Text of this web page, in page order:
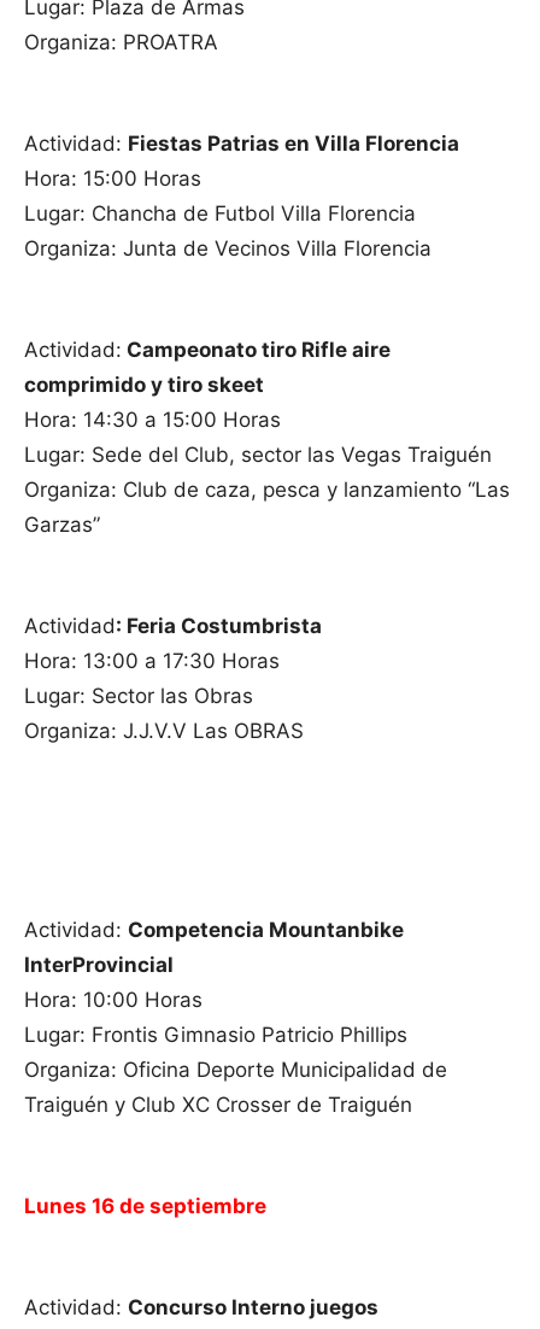
Lugar: Plaza de Armas
Organiza: PROATRA
Actividad: Fiestas Patrias en Villa Florencia
Hora: 15:00 Horas
Lugar: Chancha de Futbol Villa Florencia
Organiza: Junta de Vecinos Villa Florencia
Actividad: Campeonato tiro Rifle aire
comprimido y tiro skeet
Hora: 14:30 a 15:00 Horas
Lugar: Sede del Club, sector las Vegas Traiguén
Organiza: Club de caza, pesca y lanzamiento “Las
Garzas”
Actividad: Feria Costumbrista
Hora: 13:00 a 17:30 Horas
Lugar: Sector las Obras
Organiza: J.J.V.V Las OBRAS
Actividad: Competencia Mountanbike
InterProvincial
Hora: 10:00 Horas
Lugar: Frontis Gimnasio Patricio Phillips
Organiza: Oficina Deporte Municipalidad de
Traiguén y Club XC Crosser de Traiguén
Lunes 16 de septiembre
Actividad: Concurso Interno juegos